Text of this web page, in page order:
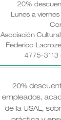
20%
Lunes a
Asociación
Federico
4775-3113
20%
empleados,
de la USAL,